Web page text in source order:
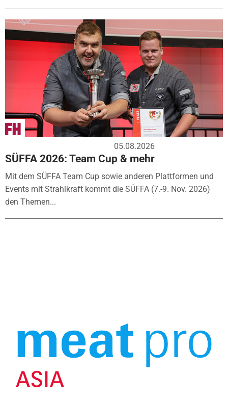
05.08.2026
SÜFFA 2026: Team Cup & mehr
Mit dem SÜFFA Team Cup sowie anderen Plattformen und
Events mit Strahlkraft kommt die SÜFFA (7.-9. Nov. 2026)
den Themen...